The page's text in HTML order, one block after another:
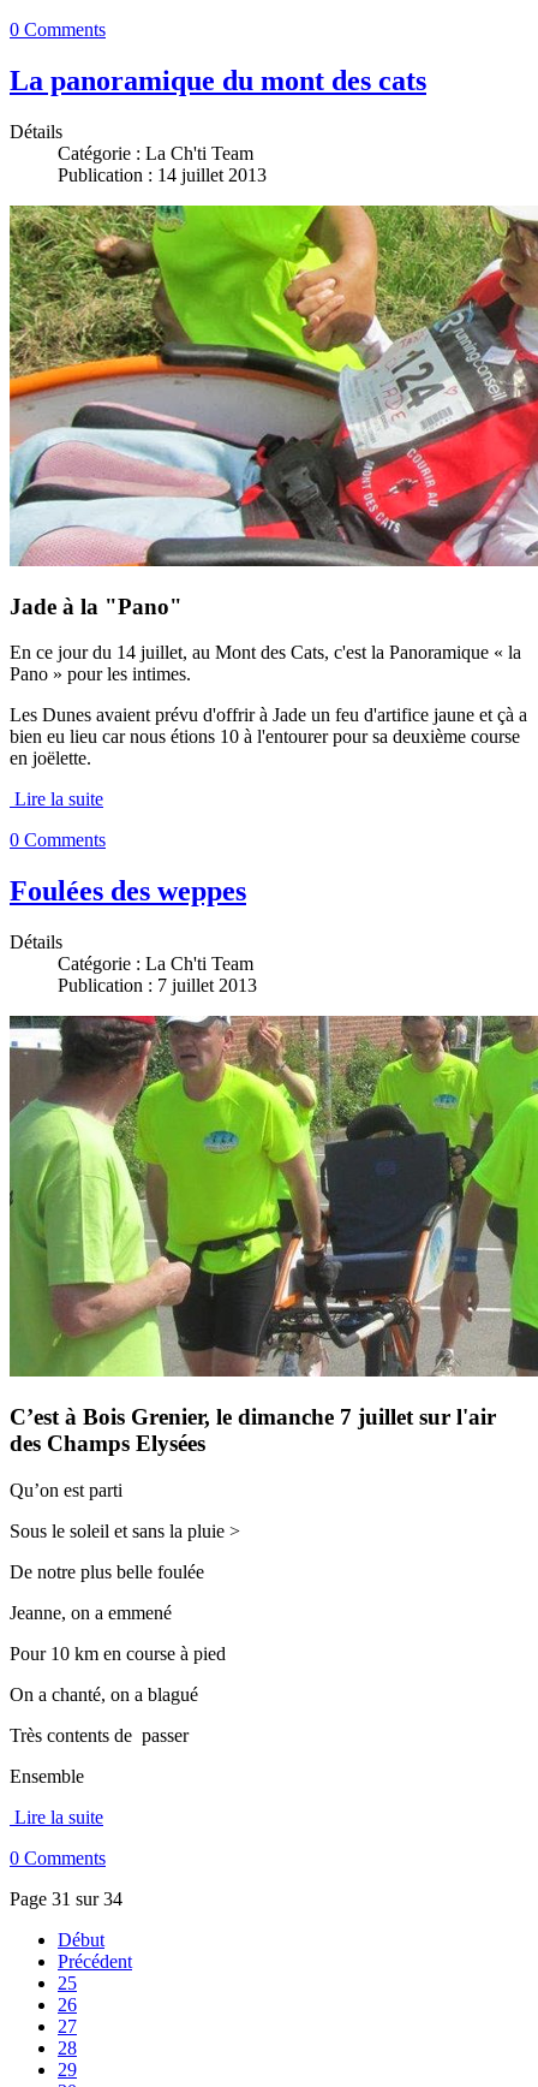
0 Comments
La panoramique du mont des cats
Détails
Catégorie : La Ch'ti Team
Publication : 14 juillet 2013
Jade à la "Pano"
En ce jour du 14 juillet, au Mont des Cats, c'est la Panoramique « la
Pano » pour les intimes.
Les Dunes avaient prévu d'offrir à Jade un feu d'artifice jaune et çà a
bien eu lieu car nous étions 10 à l'entourer pour sa deuxième course
en joëlette.
Lire la suite
0 Comments
Foulées des weppes
Détails
Catégorie : La Ch'ti Team
Publication : 7 juillet 2013
C’est à Bois Grenier, le dimanche 7 juillet sur l'air
des Champs Elysées
Qu’on est parti
Sous le soleil et sans la pluie >
De notre plus belle foulée
Jeanne, on a emmené
Pour 10 km en course à pied
On a chanté, on a blagué
Très contents de passer
Ensemble
Lire la suite
0 Comments
Page 31 sur 34
Début
Précédent
25
26
27
28
29